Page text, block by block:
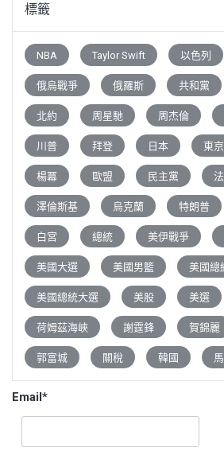
標籤
NBA Taylor Swift 以色列
俄烏戰爭 俄羅斯 共和黨
北約 周星馳 周杰倫
川普 拜登 日本 東
楊冪 歐盟 民主黨
澤倫斯基 烏克蘭 特朗普
白宮 總統 美伊戰爭
美國大選 美國男籃 美國總
美國總統大選 美股 美選
荷姆茲海峽 謝霆鋒 賀錦麗
郭富城 關稅 韓國
Email*